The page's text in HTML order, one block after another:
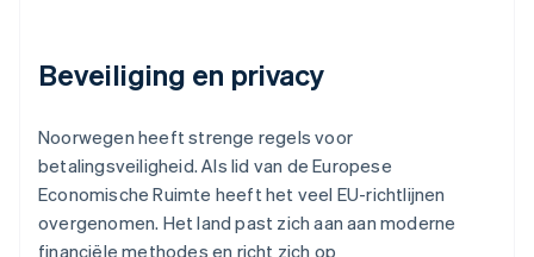
Beveiliging en privacy
Noorwegen heeft strenge regels voor
betalingsveiligheid. Als lid van de Europese
Economische Ruimte heeft het veel EU-richtlijnen
overgenomen. Het land past zich aan aan moderne
financiële methodes en richt zich op